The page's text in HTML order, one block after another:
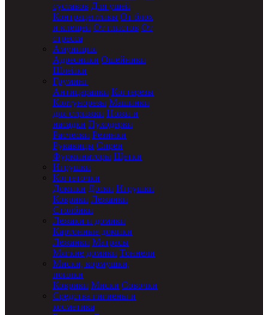
суставов Для ушей
Контрацептивы От блох
и клещей От глистов От
стресса
Амуниция
Адресники Ошейники
Шлейки
Груминг
Антицарапки Когтерезы
Колтунорезы Машинки
для стрижки Ножи и
насадки Пуходерки
Расчески Резинки
Рукавицы Спреи
Фурминаторы Щетки
Игрушки
Когтеточки
Домики Доски Игрушки
Коврики Лежанки
Столбики
Лежаки и домики
Картонные домики
Лежанки Матрасы
Мягкие домики Тоннели
Миски, кормушки,
поилки
Коврики Миски Совочки
Средства гигиены и
косметика